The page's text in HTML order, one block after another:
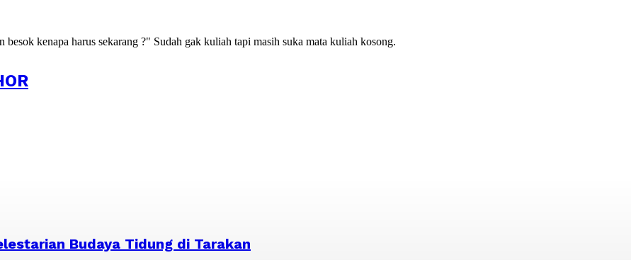
kenapa harus sekarang ?" Sudah gak kuliah tapi masih suka mata kuliah kosong.
Budaya Tidung di Tarakan